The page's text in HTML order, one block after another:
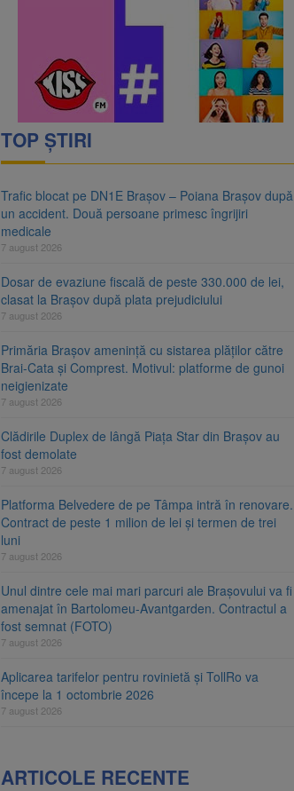
TOP ȘTIRI
Trafic blocat pe DN1E Brașov – Poiana Brașov după
un accident. Două persoane primesc îngrijiri
medicale
7 august 2026
Dosar de evaziune fiscală de peste 330.000 de lei,
clasat la Brașov după plata prejudiciului
7 august 2026
Primăria Brașov amenință cu sistarea plăților către
Brai-Cata și Comprest. Motivul: platforme de gunoi
neigienizate
7 august 2026
Clădirile Duplex de lângă Piața Star din Brașov au
fost demolate
7 august 2026
Platforma Belvedere de pe Tâmpa intră în renovare.
Contract de peste 1 milion de lei și termen de trei
luni
7 august 2026
Unul dintre cele mai mari parcuri ale Brașovului va fi
amenajat în Bartolomeu-Avantgarden. Contractul a
fost semnat (FOTO)
7 august 2026
Aplicarea tarifelor pentru rovinietă și TollRo va
începe la 1 octombrie 2026
7 august 2026
ARTICOLE RECENTE